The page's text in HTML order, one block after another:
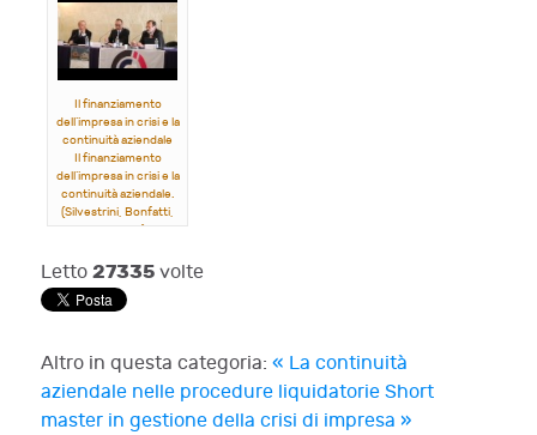
Il finanziamento
dell’impresa in crisi e la
continuità aziendale
Il finanziamento
dell’impresa in crisi e la
continuità aziendale.
(Silvestrini, Bonfatti,
Letto 27335 volte
Altro in questa categoria: « La continuità
aziendale nelle procedure liquidatorie Short
master in gestione della crisi di impresa »